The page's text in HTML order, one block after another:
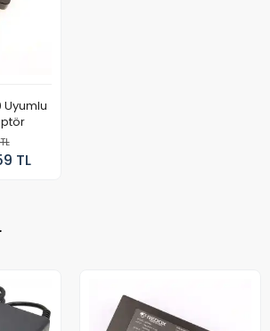
Uyumlu
TL